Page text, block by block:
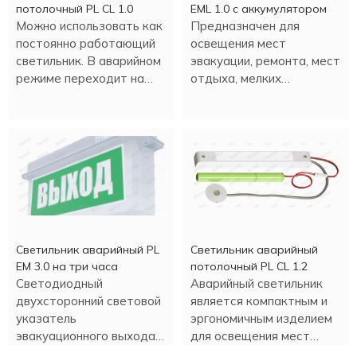
потолочный PL CL 1.0
Можно использовать как
постоянно работающий
светильник. В аварийном
режиме переходит на
EML 1.0 с аккумулятором
Предназначен для
освещения мест
эвакуации, ремонта, мест
отдыха, мелких
Светильник аварийный PL
EM 3.0 на три часа
Светодиодный
двухсторонний световой
указатель
эвакуационного выхода
Светильник аварийный
потолочный PL CL 1.2
Аварийный светильник
является компактным и
эргономичным изделием
для освещения мест